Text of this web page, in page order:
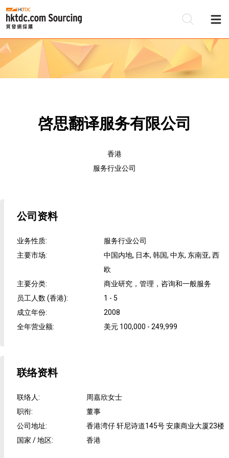
啓思翻译服务有限公司
香港
服务行业公司
公司资料
业务性质:
服务行业公司
主要市场:
中国内地, 日本, 韩国, 中东, 东南亚, 西
欧
主要分类:
商业研究，管理，咨询和一般服务
员工人数 (香港):
1 - 5
成立年份:
2008
全年营业额: 美元 100,000 - 249,999
联络资料
联络人:
周嘉欣女士
职衔:
董事
公司地址:
香港湾仔 轩尼诗道145号 安康商业大厦23楼
国家 / 地区: 香港